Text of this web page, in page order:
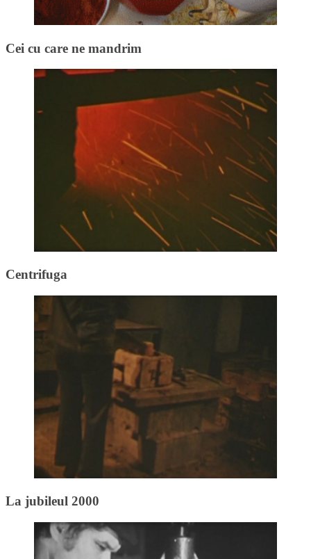
Cei cu care ne mandrim
Centrifuga
La jubileul 2000